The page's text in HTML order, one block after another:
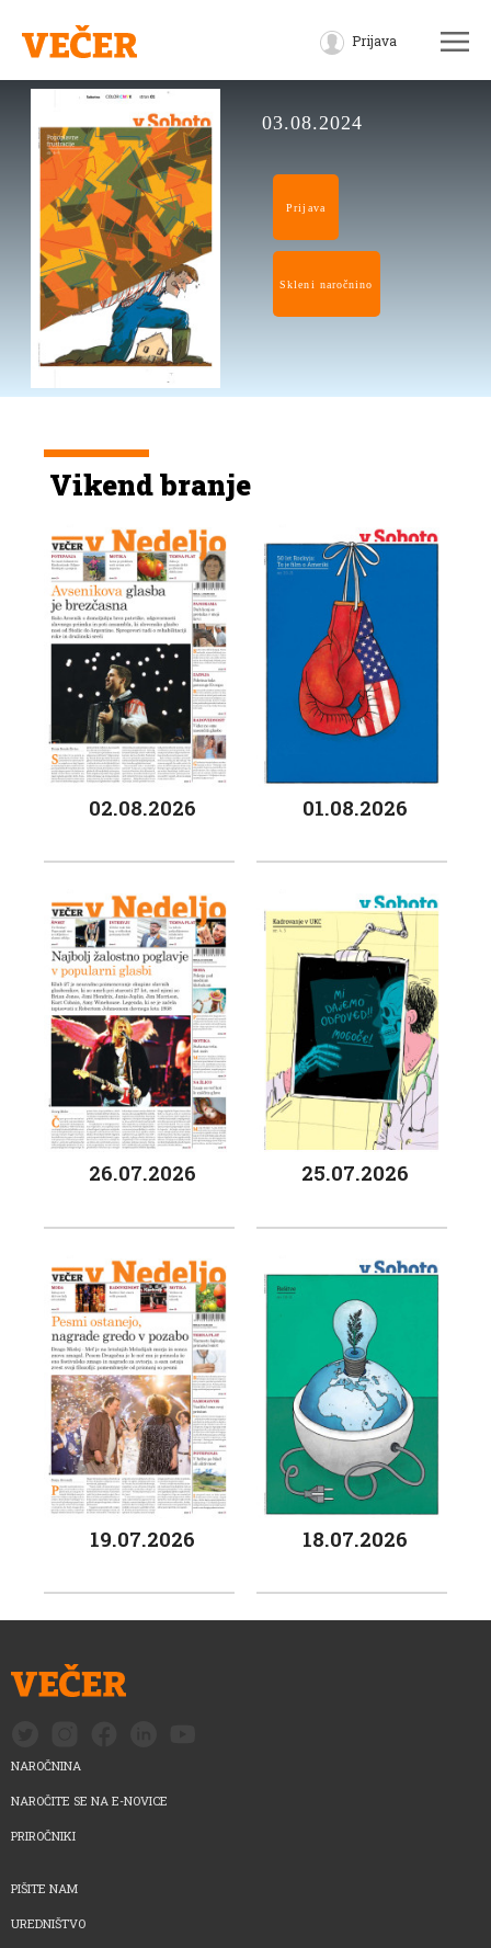
Prijava
03.08.2024
Prijava
Skleni naročnino
Vikend branje
02.08.2026 01.08.2026
26.07.2026 25.07.2026
19.07.2026 18.07.2026
NAROČNINA
NAROČITE SE NA E-NOVICE
PRIROČNIKI
PIŠITE NAM
UREDNIŠTVO